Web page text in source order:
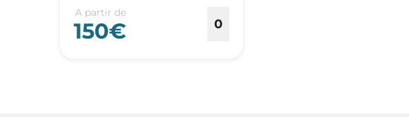
A partir de
150€ 0